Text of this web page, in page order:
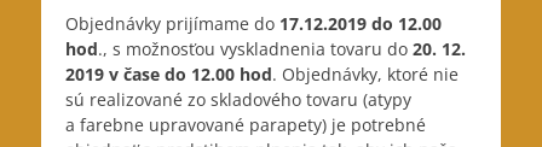
Objednávky prijímame do 17.12.2019 do 12.00
hod., s možnosťou vyskladnenia tovaru do 20. 12.
2019 v čase do 12.00 hod. Objednávky, ktoré nie
sú realizované zo skladového tovaru (atypy
a farebne upravované parapety) je potrebné